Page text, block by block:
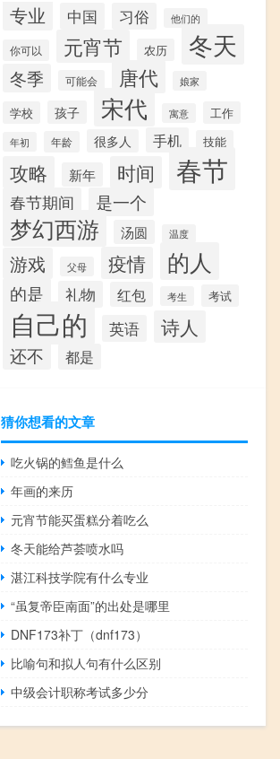
专业 中国 习俗 他们的
你可以 元宵节 农历 冬天
冬季 可能会 唐代 娘家
学校 孩子 宋代 寓意 工作
年初 年龄 很多人 手机 技能
攻略 新年 时间 春节
春节期间 是一个
梦幻西游 汤圆 温度
游戏 父母 疫情 的人
的是 礼物 红包 考生 考试
自己的 英语 诗人
还不 都是
猜你想看的文章
吃火锅的鳕鱼是什么
年画的来历
元宵节能买蛋糕分着吃么
冬天能给芦荟喷水吗
湛江科技学院有什么专业
“虽复帝臣南面”的出处是哪里
DNF173补丁（dnf173）
比喻句和拟人句有什么区别
中级会计职称考试多少分